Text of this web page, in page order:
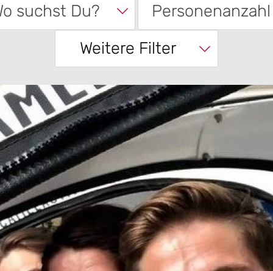
suchst Du?
Personenanzahl
Weitere Filter